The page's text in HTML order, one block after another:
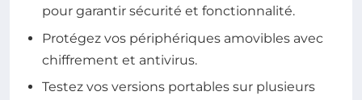
pour garantir sécurité et fonctionnalité.
Protégez vos périphériques amovibles avec
chiffrement et antivirus.
Testez vos versions portables sur plusieurs